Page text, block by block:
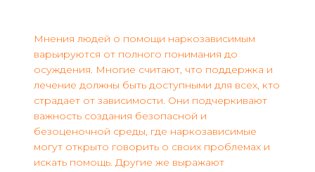
Мнения людей о помощи наркозависимым
варьируются от полного понимания до
осуждения. Многие считают, что поддержка и
лечение должны быть доступными для всех, кто
страдает от зависимости. Они подчеркивают
важность создания безопасной и
безоценочной среды, где наркозависимые
могут открыто говорить о своих проблемах и
искать помощь. Другие же выражают